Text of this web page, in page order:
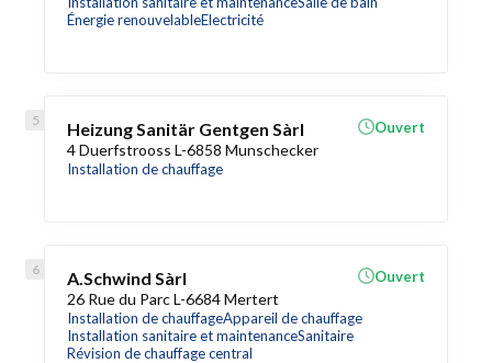
Énergie renouvelableElectricité
Heizung Sanitär Gentgen Sàrl
4 Duerfstrooss L-6858 Munschecker
Installation de chauffage
Ouvert
A.Schwind Sàrl
26 Rue du Parc L-6684 Mertert
Installation de chauffageAppareil de chauffage
Installation sanitaire et maintenanceSanitaire
Révision de chauffage central
Ouvert